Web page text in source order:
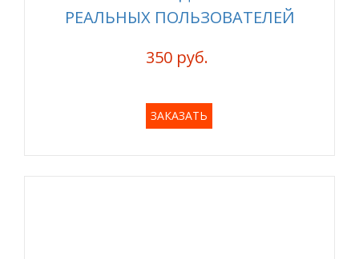
РЕАЛЬНЫХ ПОЛЬЗОВАТЕЛЕЙ
350 руб.
ЗАКАЗАТЬ